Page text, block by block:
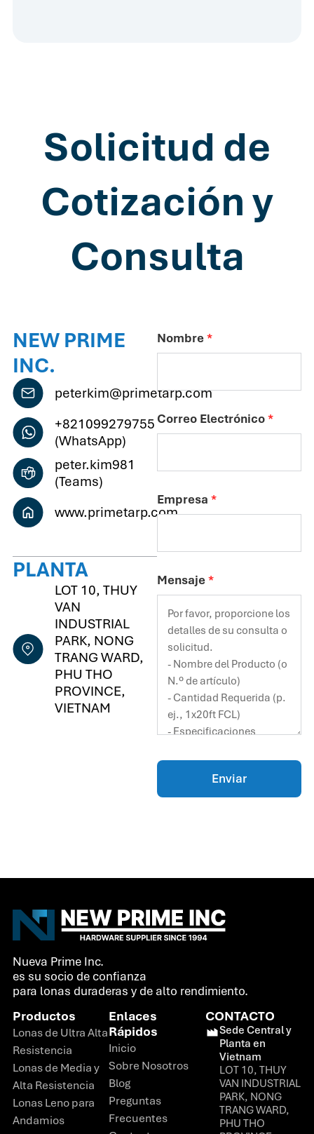
Solicitud de
Cotización y
Consulta
NEW PRIME
INC.
peterkim@primetarp.com
+821099279755
(WhatsApp)
peter.kim981
(Teams)
www.primetarp.com
PLANTA
LOT 10, THUY
VAN
INDUSTRIAL
PARK, NONG
TRANG WARD,
PHU THO
PROVINCE,
VIETNAM
Nombre*
Correo Electrónico*
Empresa *
Mensaje*
Enviar
Nueva Prime Inc.
es su socio de confianza
para lonas duraderas y de alto rendimiento.
Productos
Lonas de Ultra Alta
Resistencia
Lonas de Media y
Alta Resistencia
Lonas Leno para
Andamios
Enlaces
Rápidos
Inicio
Sobre Nosotros
Blog
Preguntas
Frecuentes
CONTACTO
Sede Central y
Planta en
Vietnam
LOT 10, THUY
VAN INDUSTRIAL
PARK, NONG
TRANG WARD,
PHU THO